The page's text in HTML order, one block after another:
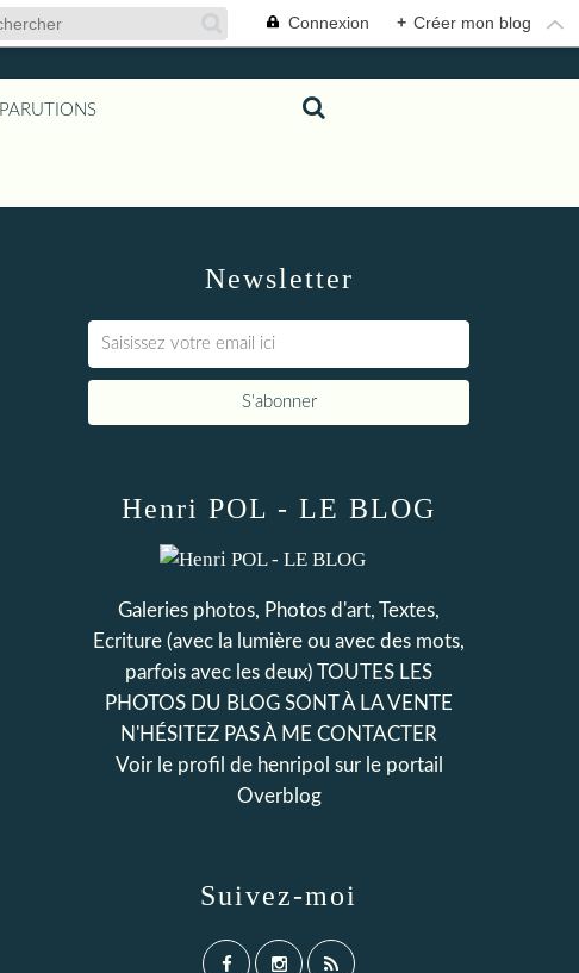
Connexion + Créer mon blog
PARUTIONS
Newsletter
Henri POL - LE BLOG
Galeries photos, Photos d'art, Textes,
Ecriture (avec la lumière ou avec des mots,
parfois avec les deux) TOUTES LES
PHOTOS DU BLOG SONT À LA VENTE
N'HÉSITEZ PAS À ME CONTACTER
Voir le profil de henripol sur le portail
Overblog
Suivez-moi